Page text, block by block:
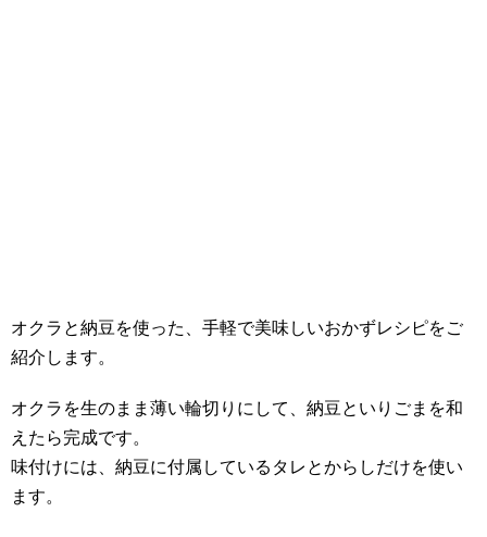
オクラと納豆を使った、手軽で美味しいおかずレシピをご
紹介します。
オクラを生のまま薄い輪切りにして、納豆といりごまを和
えたら完成です。
味付けには、納豆に付属しているタレとからしだけを使い
ます。